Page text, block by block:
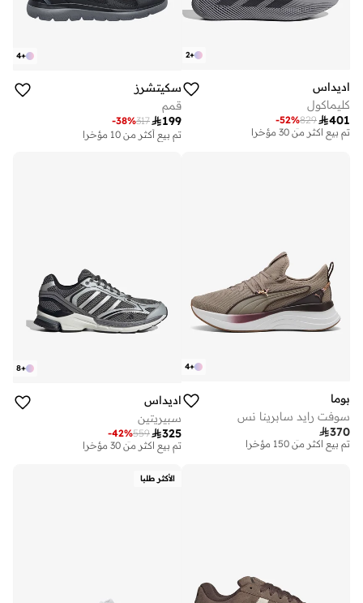
+
2
اديداس
كليماكول
401
829
-52%توصيل مجاني
تم بيع أكثر من 30 مؤخرا
+
4
سكيتشرز
قمم
199
317
-38%
تم بيع أكثر من 10 مؤخرا
+
4
بوما
سوفت رايد سابرينا نس
370
توصيل مجاني
تم بيع أكثر من 150 مؤخرا
+
8
اديداس
سبيريتين
325
559
-42%
توصيل مجاني
تم بيع أكثر من 30 مؤخرا
تم بيع أكثر من 30 مؤخرا
الأكثر طلبا